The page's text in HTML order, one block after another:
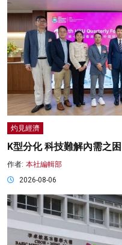
灼見經濟
K型分化 科技難解內需之
作者: 本社編輯部
2026-08-06